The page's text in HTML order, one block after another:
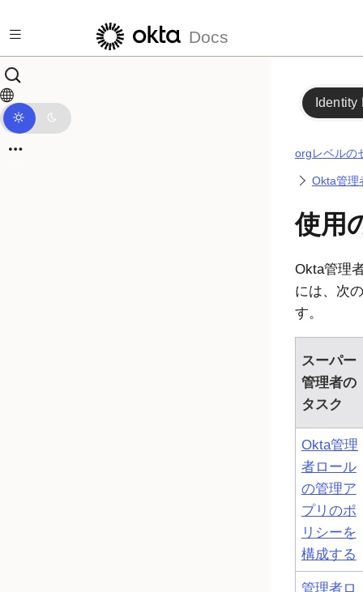
Docs
Identity
orgレベルの
Okta管理
使用
Okta管理
には、次
す。
スーパー
管理者の
タスク
Okta管理
者ロール
の管理ア
プリのポ
リシーを
構成する
管理者ロ